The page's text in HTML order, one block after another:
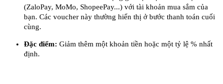
(ZaloPay, MoMo, ShopeePay...) với tài khoản mua sắm của
bạn. Các voucher này thường hiển thị ở bước thanh toán cuối
cùng.
Đặc điểm: Giảm thêm một khoản tiền hoặc một tỷ lệ % nhất
định.